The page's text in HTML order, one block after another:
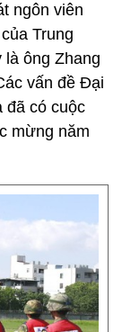
ngôn viên
Trung
là ông Zhang
vấn đề Đại
đã có cuộc
mừng năm